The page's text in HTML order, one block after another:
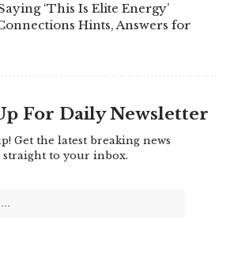
‘This Is Elite Energy’
Hints, Answers for
For Daily Newsletter
Get the latest breaking news
to your inbox.